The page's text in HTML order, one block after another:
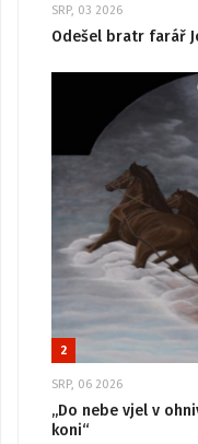
SRP, 03 2026
Odešel bratr farář
2
SRP, 06 2026
„Do nebe vjel v
koni“